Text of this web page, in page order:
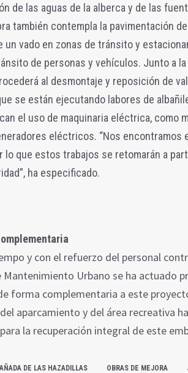
de las aguas de la alberca y de las
también contempla la pavimentación
un vado en zonas de tránsito y
de personas y vehículos. Junto a
al desmontaje y reposición de
se están ejecutando labores de
el uso de maquinaria eléctrica, como
eléctricos. “Nos encontramos
lo que estos trabajos se retomarán a
ha especificado.
y con el refuerzo del personal
Mantenimiento Urbano se ha actuado
forma complementaria a este
aparcamiento y del área recreativa
la recuperación integral de este
DE LAS HAZADILLAS OBRAS DE MEJORA